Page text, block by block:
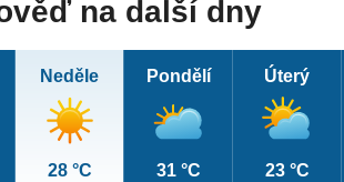
na další dny
Neděle
28 °C
Pondělí
31 °C
Úterý
23 °C